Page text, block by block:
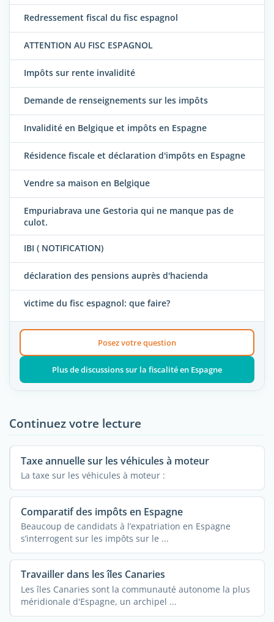
Redressement fiscal du fisc espagnol
ATTENTION AU FISC ESPAGNOL
Impôts sur rente invalidité
Demande de renseignements sur les impôts
Invalidité en Belgique et impôts en Espagne
Résidence fiscale et déclaration d'impôts en Espagne
Vendre sa maison en Belgique
Empuriabrava une Gestoria qui ne manque pas de
culot.
IBI ( NOTIFICATION)
déclaration des pensions auprès d'hacienda
victime du fisc espagnol: que faire?
Posez votre question
Plus de discussions sur la fiscalité en Espagne
Continuez votre lecture
Taxe annuelle sur les véhicules à moteur
La taxe sur les véhicules à moteur :
Comparatif des impôts en Espagne
Beaucoup de candidats à l’expatriation en Espagne
s’interrogent sur les impôts sur le ...
Travailler dans les îles Canaries
Les îles Canaries sont la communauté autonome la plus
méridionale d'Espagne, un archipel ...